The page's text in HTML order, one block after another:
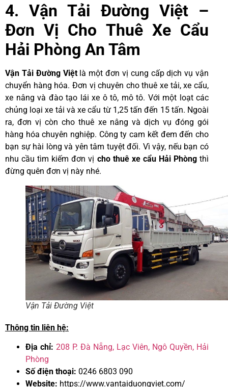
4. Vận Tải Đường Việt –
Đơn Vị Cho Thuê Xe Cẩu
Hải Phòng An Tâm
Vận Tải Đường Việtlà một đơn vị cung cấp dịch vụ vận
chuyển hàng hóa. Đơn vị chuyên cho thuê xe tải, xe cẩu,
xe nâng và đào tạo lái xe ô tô, mô tô. Với một loạt các
chủng loại xe tải và xe cẩu từ 1,25 tấn đến 15 tấn. Ngoài
ra, đơn vị còn cho thuê xe nâng và dịch vụ đóng gói
hàng hóa chuyên nghiệp. Công ty cam kết đem đến cho
bạn sự hài lòng và yên tâm tuyệt đối. Vì vậy, nếu bạn có
nhu cầu tìm kiếm đơn vị cho thuê xe cẩu Hải Phòngthì
đừng quên đơn vị này nhé.
Vận Tải Đường Việt
Thông tin liên hệ:
Địa chỉ: 208 P. Đà Nẵng, Lạc Viên, Ngô Quyền, Hải
Phòng
Số điện thoại: 0246 6803 090
Website: https://www.vantaiduongviet.com/